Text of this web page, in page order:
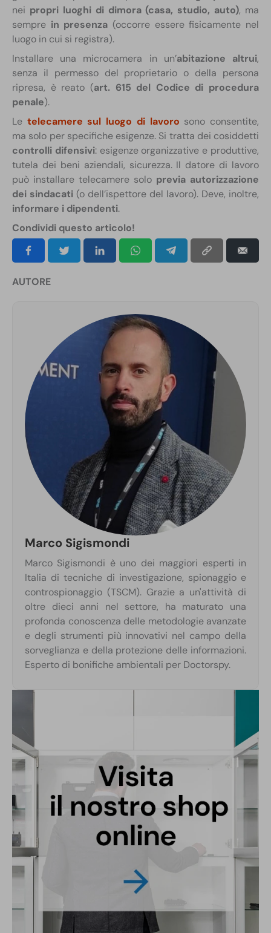
nei propri luoghi di dimora (casa, studio, auto), ma
sempre in presenza (occorre essere fisicamente nel
luogo in cui si registra).
Installare una microcamera in un’abitazione altrui,
senza il permesso del proprietario o della persona
ripresa, è reato (art. 615 del Codice di procedura
penale).
Le telecamere sul luogo di lavoro sono consentite,
ma solo per specifiche esigenze. Si tratta dei cosiddetti
controlli difensivi: esigenze organizzative e produttive,
tutela dei beni aziendali, sicurezza. Il datore di lavoro
può installare telecamere solo previa autorizzazione
dei sindacati (o dell’ispettore del lavoro). Deve, inoltre,
informare i dipendenti.
Condividi questo articolo!
AUTORE
Marco Sigismondi
Marco Sigismondi è uno dei maggiori esperti in
Italia di tecniche di investigazione, spionaggio e
controspionaggio (TSCM). Grazie a un'attività di
oltre dieci anni nel settore, ha maturato una
profonda conoscenza delle metodologie avanzate
e degli strumenti più innovativi nel campo della
sorveglianza e della protezione delle informazioni.
Esperto di bonifiche ambientali per Doctorspy.